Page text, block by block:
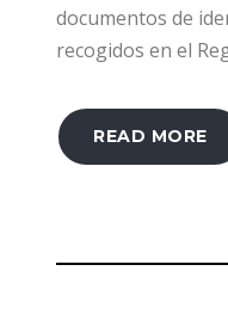
documentos de
recogidos en el
READ MORE